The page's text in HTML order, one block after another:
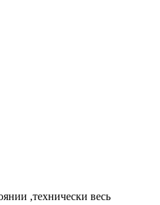
,технически весь